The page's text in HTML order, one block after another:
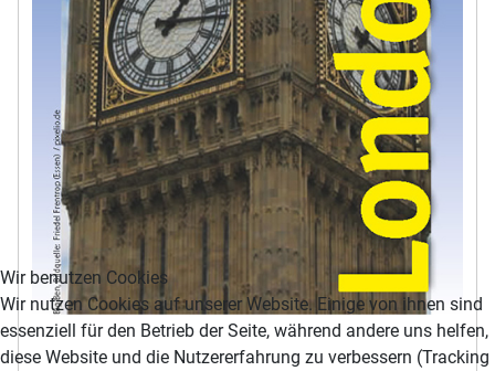
Wir benutzen Cookies
Wir nutzen Cookies auf unserer Website. Einige von ihnen sind
essenziell für den Betrieb der Seite, während andere uns helfen,
diese Website und die Nutzererfahrung zu verbessern (Tracking